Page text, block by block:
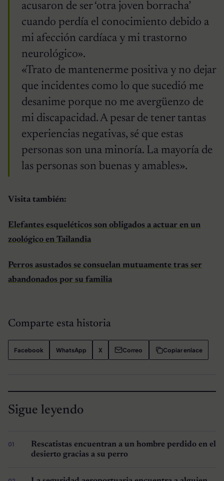
acusaron de ser ‘otra joven borracha’
cuando perdía el conocimiento debido a
mi afección cardíaca y mi trastorno
neurológico».
«Trato de mantenerme positiva y no dejar
que incidentes como lo que sucedió me
desanime porque no me avergüenzo de
mi discapacidad. A pesar de tener tantas
experiencias negativas, sé que estas
personas son una minoría. La mayoría de
las personas son buenas y amables».
Visita también:
Elefantes esqueléticos son obligados a actuar en un
zoológico en Tailandia
Perros asustados se consuelan mutuamente tras ser
abandonados por su familia
Comparte esta historia
Facebook WhatsApp X Correo Copiar enlace
Sigue leyendo
Rescatistas encuentran a un hombre perdido en el
desierto gracias a su perro